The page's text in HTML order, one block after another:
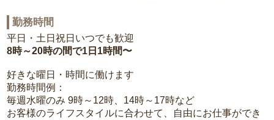
勤務時間
平日・土日祝日いつでも歓迎
8時～20時の間で1日1時間〜
好きな曜日・時間に働けます
勤務時間例：
毎週水曜のみ 9時～12時、14時～17時など
お客様のライフスタイルに合わせて、自由にお仕事ができ